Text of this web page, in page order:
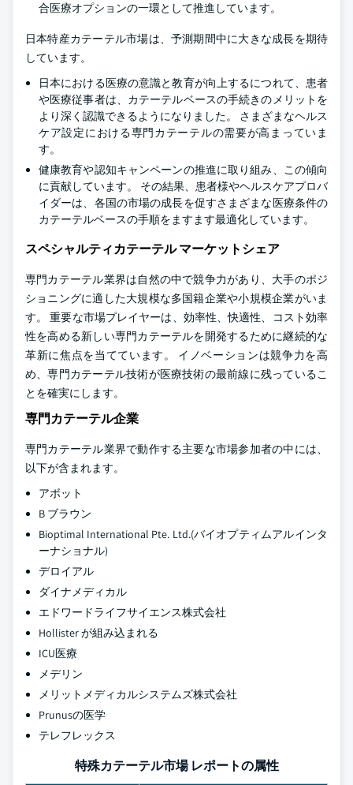
合医療オプションの一環として推進しています。
日本特産カテーテル市場は、予測期間中に大きな成長を期待
しています。
日本における医療の意識と教育が向上するにつれて、患者
や医療従事者は、カテーテルベースの手続きのメリットを
より深く認識できるようになりました。 さまざまなヘルス
ケア設定における専門カテーテルの需要が高まっていま
す。
健康教育や認知キャンペーンの推進に取り組み、この傾向
に貢献しています。 その結果、患者様やヘルスケアプロバ
イダーは、各国の市場の成長を促すさまざまな医療条件の
カテーテルベースの手順をますます最適化しています。
スペシャルティカテーテル マーケットシェア
専門カテーテル業界は自然の中で競争力があり、大手のポジ
ショニングに適した大規模な多国籍企業や小規模企業がいま
す。 重要な市場プレイヤーは、効率性、快適性、コスト効率
性を高める新しい専門カテーテルを開発するために継続的な
革新に焦点を当てています。 イノベーションは競争力を高
め、専門カテーテル技術が医療技術の最前線に残っているこ
とを確実にします。
専門カテーテル企業
専門カテーテル業界で動作する主要な市場参加者の中には、
以下が含まれます。
アボット
B ブラウン
Bioptimal International Pte. Ltd.(バイオプティムアルインタ
ーナショナル)
デロイアル
ダイナメディカル
エドワードライフサイエンス株式会社
Hollister が組み込まれる
ICU医療
メデリン
メリットメディカルシステムズ株式会社
Prunusの医学
テレフレックス
特殊カテーテル市場 レポートの属性